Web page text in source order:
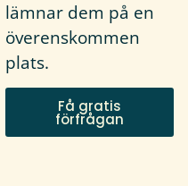
lämnar dem på en
överenskommen
plats.
Få gratis
förfrågan